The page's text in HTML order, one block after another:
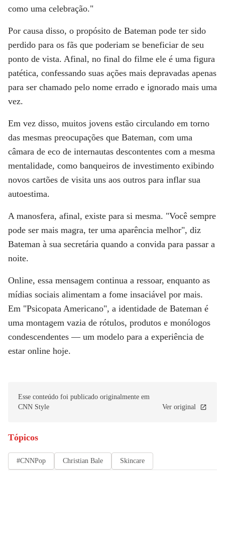
como uma celebração."
Por causa disso, o propósito de Bateman pode ter sido
perdido para os fãs que poderiam se beneficiar de seu
ponto de vista. Afinal, no final do filme ele é uma figura
patética, confessando suas ações mais depravadas apenas
para ser chamado pelo nome errado e ignorado mais uma
vez.
Em vez disso, muitos jovens estão circulando em torno
das mesmas preocupações que Bateman, com uma
câmara de eco de internautas descontentes com a mesma
mentalidade, como banqueiros de investimento exibindo
novos cartões de visita uns aos outros para inflar sua
autoestima.
A manosfera, afinal, existe para si mesma. "Você sempre
pode ser mais magra, ter uma aparência melhor", diz
Bateman à sua secretária quando a convida para passar a
noite.
Online, essa mensagem continua a ressoar, enquanto as
mídias sociais alimentam a fome insaciável por mais.
Em "Psicopata Americano", a identidade de Bateman é
uma montagem vazia de rótulos, produtos e monólogos
condescendentes — um modelo para a experiência de
estar online hoje.
Esse conteúdo foi publicado originalmente em
CNN Style
Ver original
Tópicos
#CNNPop Christian Bale Skincare